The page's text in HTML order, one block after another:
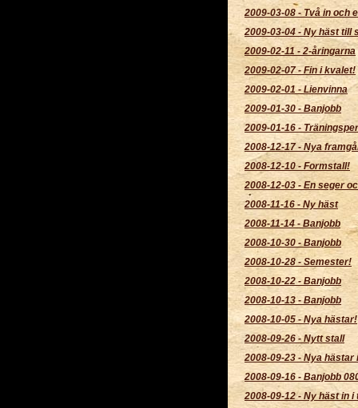
2009-03-08 -Två in och
2009-03-04 -Ny häst till
2009-02-11 -2-åringarna
2009-02-07-Fin i kvalet!
2009-02-01- Lienvinna
2009-01-30 -Banjobb
2009-01-16-
2008-12-17- Nya
2008-12-10- Formstall!
2008-12-03 - En seger
2008-11-16 - Ny häst
2008-11-14- Banjobb
2008-10-30 -Banjobb
2008-10-28 - Semester!
2008-10-22 - Banjobb
2008-10-13-Banjobb
2008-10-05-Nya hästar!
2008-09-26 - Nytt stall
2008-09-23 - Nya hästar
2008-09-16 - Banjobb
2008-09-12- Ny häst in i